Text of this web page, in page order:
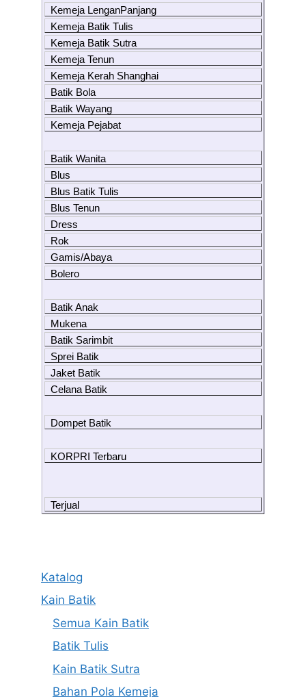
Kemeja LenganPanjang
Kemeja Batik Tulis
Kemeja Batik Sutra
Kemeja Tenun
Kemeja Kerah Shanghai
Batik Bola
Batik Wayang
Kemeja Pejabat
Batik Wanita
Blus
Blus Batik Tulis
Blus Tenun
Dress
Rok
Gamis/Abaya
Bolero
Batik Anak
Mukena
Batik Sarimbit
Sprei Batik
Jaket Batik
Celana Batik
Dompet Batik
KORPRI Terbaru
Terjual
Katalog
Kain Batik
Semua Kain Batik
Batik Tulis
Kain Batik Sutra
Bahan Pola Kemeja